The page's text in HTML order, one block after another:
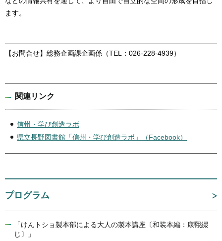
ます。
【お問合せ】総務企画課企画係（TEL：026-228-4939）
関連リンク
信州・学び創造ラボ
県立長野図書館「信州・学び創造ラボ」（Facebook）
プログラム
「けんトショ製本部による大人の製本講座〔和装本編：康煕綴
じ〕」